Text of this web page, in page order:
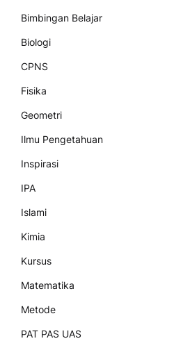
Bimbingan Belajar
Biologi
CPNS
Fisika
Geometri
Ilmu Pengetahuan
Inspirasi
IPA
Islami
Kimia
Kursus
Matematika
Metode
PAT PAS UAS